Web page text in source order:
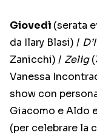
Giovedì (serata
da Ilary Blasi) /
Zanicchi) / Zelig
Vanessa
show con
Giacomo e Aldo
(per celebrare la